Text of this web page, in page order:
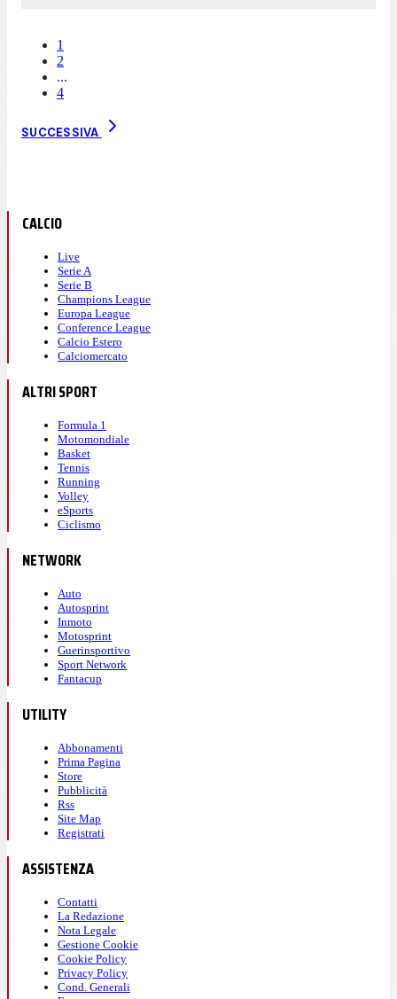
1
2
...
4
SUCCESSIVA
CALCIO
Live
Serie A
Serie B
Champions League
Europa League
Conference League
Calcio Estero
Calciomercato
ALTRI SPORT
Formula 1
Motomondiale
Basket
Tennis
Running
Volley
eSports
Ciclismo
NETWORK
Auto
Autosprint
Inmoto
Motosprint
Guerinsportivo
Sport Network
Fantacup
UTILITY
Abbonamenti
Prima Pagina
Store
Pubblicità
Rss
Site Map
Registrati
ASSISTENZA
Contatti
La Redazione
Nota Legale
Gestione Cookie
Cookie Policy
Privacy Policy
Cond. Generali